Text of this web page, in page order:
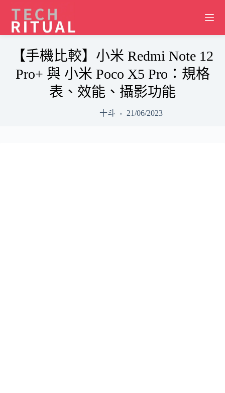
content
【手機比較】小米 Redmi Note 12
Pro+ 與 小米 Poco X5 Pro：規格
表、效能、攝影功能
十斗 21/06/2023